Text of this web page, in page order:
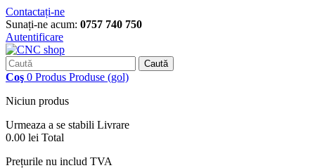
Contactați-ne
Sunați-ne acum: 0757 740 750
Autentificare
Caută
Coş 0 Produs Produse (gol)
Niciun produs
Urmeaza a se stabili Livrare
0.00 lei Total
Prețurile nu includ TVA